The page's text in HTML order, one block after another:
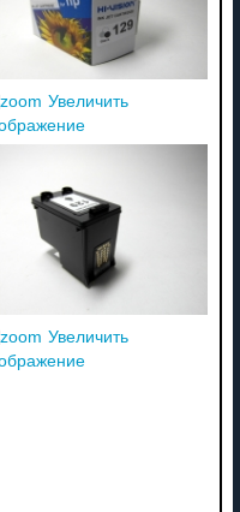
Увеличить
Увеличить